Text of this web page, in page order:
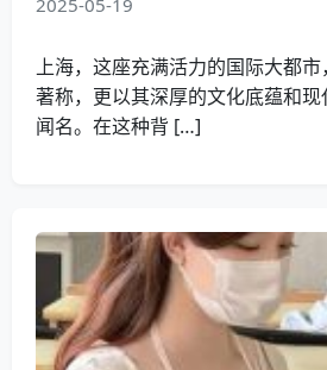
2025-05-19
上海，这座充满活力的国际大都
著称，更以其深厚的文化底蕴和
闻名。在这种背 […]